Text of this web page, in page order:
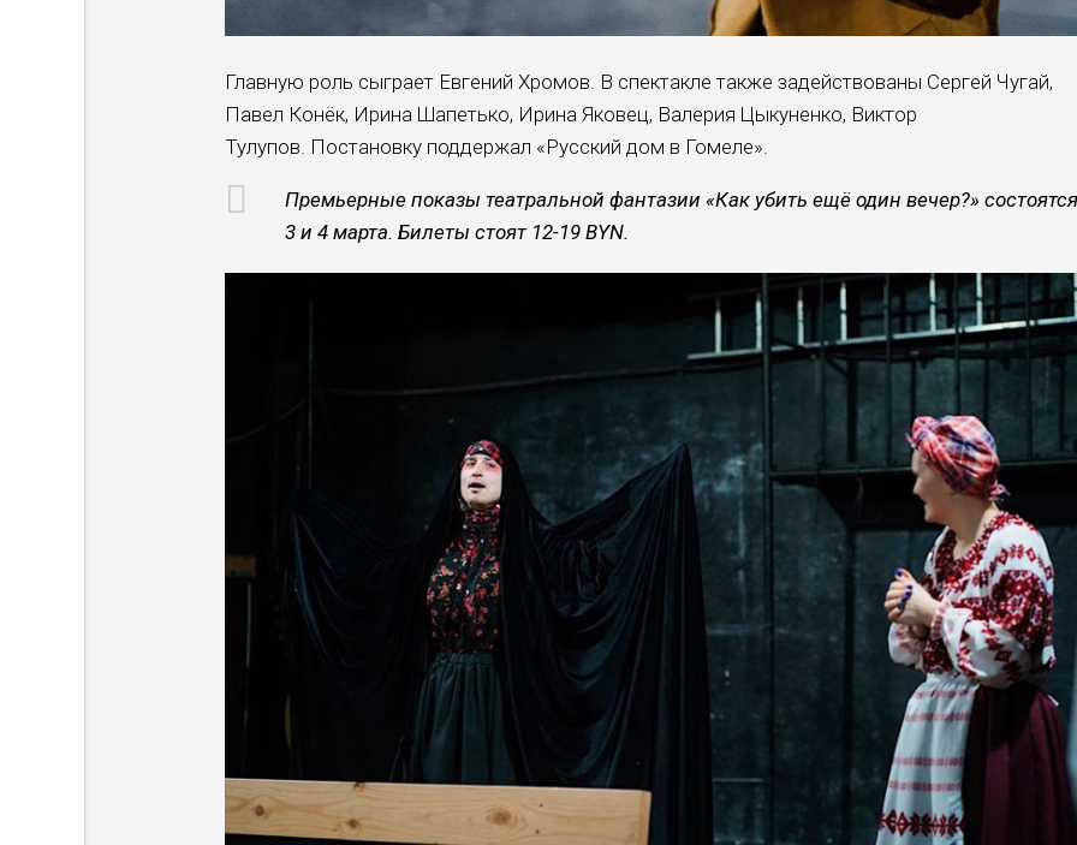
Главную роль сыграет Евгений Хромов. В спектакле также задействованы Сергей Чугай,
Павел Конёк, Ирина Шапетько, Ирина Яковец, Валерия Цыкуненко, Виктор
Тулупов. Постановку поддержал «Русский дом в Гомеле».
Премьерные показы театральной фантазии «Как убить ещё один вечер?» состоятся
3 и 4 марта. Билеты стоят 12-19 BYN.